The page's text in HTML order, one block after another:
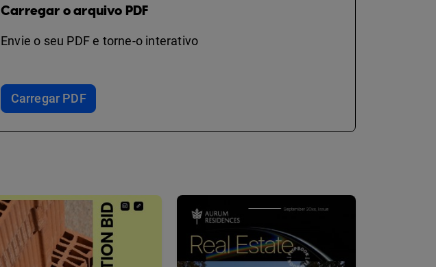
Carregar o arquivo PDF
Envie o seu PDF e torne-o interativo
Carregar PDF